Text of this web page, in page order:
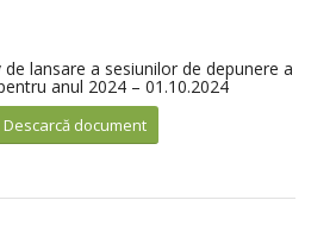
lansare a sesiunilor de depunere a
anul 2024 – 01.10.2024
Descarcă document